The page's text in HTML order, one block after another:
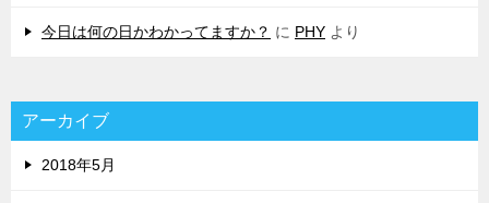
今日は何の日かわかってますか？ に PHY より
アーカイブ
2018年5月